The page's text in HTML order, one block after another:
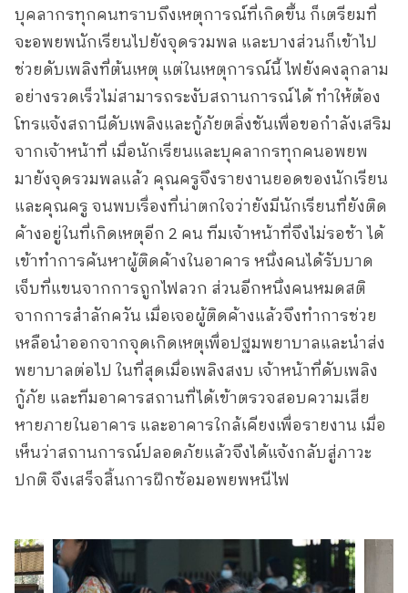
บุคลากรทุกคนทราบถึงเหตุการณ์ที่เกิดขึ้น ก็เตรียมที่
จะอพยพนักเรียนไปยังจุดรวมพล และบางส่วนก็เข้าไป
ช่วยดับเพลิงที่ต้นเหตุ แต่ในเหตุการณ์นี้ ไฟยังคงลุกลาม
อย่างรวดเร็วไม่สามารถระงับสถานการณ์ได้ ทำให้ต้อง
โทรแจ้งสถานีดับเพลิงและกู้ภัยตลิ่งชันเพื่อขอกำลังเสริม
จากเจ้าหน้าที่ เมื่อนักเรียนและบุคลากรทุกคนอพยพ
มายังจุดรวมพลแล้ว คุณครูจึงรายงานยอดของนักเรียน
และคุณครู จนพบเรื่องที่น่าตกใจว่ายังมีนักเรียนที่ยังติด
ค้างอยู่ในที่เกิดเหตุอีก 2 คน ทีมเจ้าหน้าที่จึงไม่รอช้า ได้
เข้าทำการค้นหาผู้ติดค้างในอาคาร หนึ่งคนได้รับบาด
เจ็บที่แขนจากการถูกไฟลวก ส่วนอีกหนึ่งคนหมดสติ
จากการสำลักควัน เมื่อเจอผู้ติดค้างแล้วจึงทำการช่วย
เหลือนำออกจากจุดเกิดเหตุเพื่อปฐมพยาบาลและนำส่ง
พยาบาลต่อไป ในที่สุดเมื่อเพลิงสงบ เจ้าหน้าที่ดับเพลิง
กู้ภัย และทีมอาคารสถานที่ได้เข้าตรวจสอบความเสีย
หายภายในอาคาร และอาคารใกล้เคียงเพื่อรายงาน เมื่อ
เห็นว่าสถานการณ์ปลอดภัยแล้วจึงได้แจ้งกลับสู่ภาวะ
ปกติ จึงเสร็จสิ้นการฝึกซ้อมอพยพหนีไฟ